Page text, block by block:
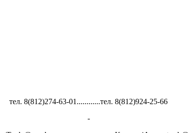
тел. 8(812)274-63-01............тел. 8(812)924-25-66
-